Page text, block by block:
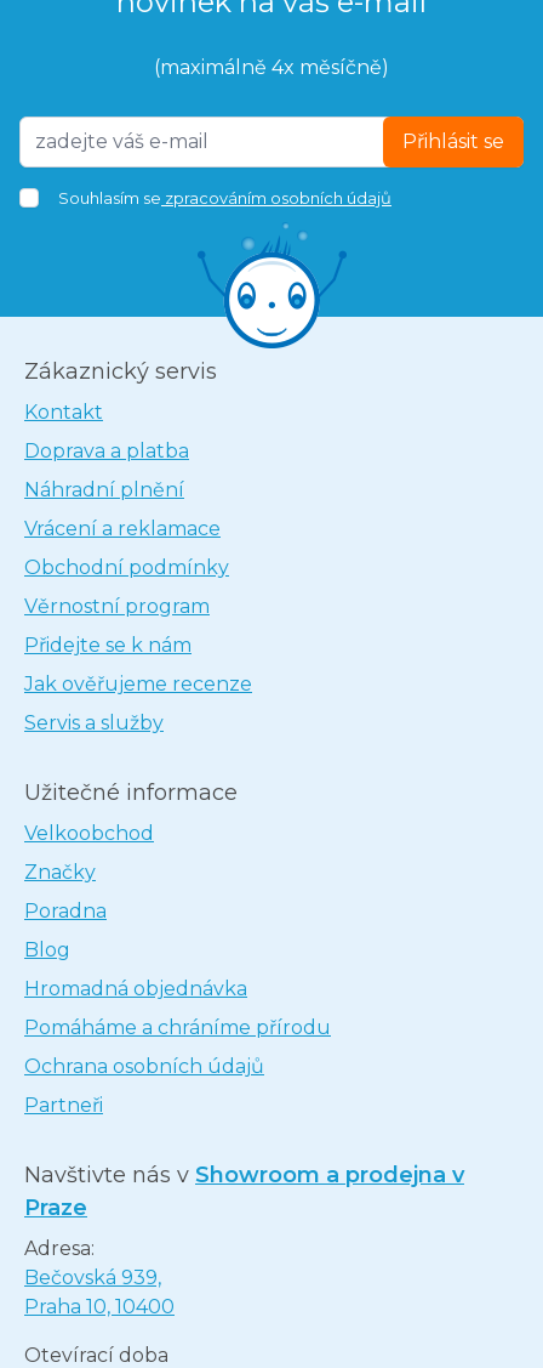
(maximálně 4x měsíčně)
Přihlásit se
Souhlasím se zpracováním osobních údajů
Zákaznický servis
Kontakt
Doprava a platba
Náhradní plnění
Vrácení a reklamace
Obchodní podmínky
Věrnostní program
Přidejte se k nám
Jak ověřujeme recenze
Servis a služby
Užitečné informace
Velkoobchod
Značky
Poradna
Blog
Hromadná objednávka
Pomáháme a chráníme přírodu
Ochrana osobních údajů
Partneři
Navštivte nás v Showroom a prodejna v
Praze
Adresa:
Bečovská 939,
Praha 10, 10400
Otevírací doba